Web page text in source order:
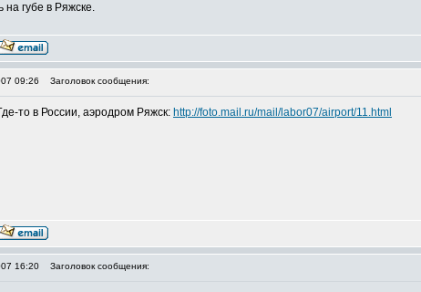
на губе в Ряжске.
09:26 Заголовок сообщения:
то в России, аэродром Ряжск: http://foto.mail.ru/mail/labor07/airport/11.html
16:20 Заголовок сообщения: